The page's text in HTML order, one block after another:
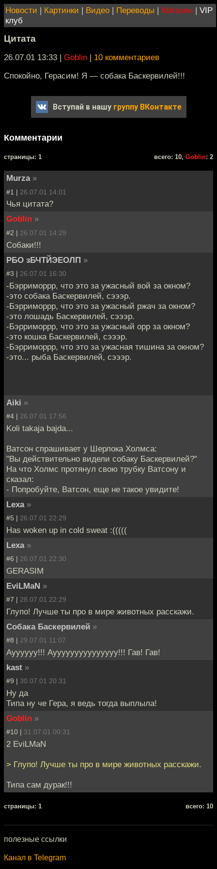
Новости | Картинки | Видео | Переводы | Магазин | VIP
клуб
Цитата
26.07.01 13:33 | Goblin | 10 комментариев
Спокойно, Герасим! Я — собака Баскервилей!!!
Вступай в нашу группу ВКонтакте
Комментарии
cтраницы: 1 всего: 10, Goblin: 2
Murza »
#1 | 26.07.01 14:01
Чья цитата?
Goblin »
#2 | 26.07.01 14:29
Собаки!!!
РБО зБЧТЙЭЕОЛП »
#3 | 26.07.01 16:30
-Бэрриморрр, что это за ужасный вой за окном?
-это собака Баскервилей, сэээр.
-Бэрриморрр, что это за ужасный ржач за окном?
-это лошадь Баскервилей, сэээр.
-Бэрриморрр, что это за ужасный орр за окном?
-это кошка Баскервилей, сэээр.
-Бэрриморрр, что это за ужасная тишина за окном?
-это... рыба Баскервилей, сэээр.
Aiki »
#4 | 26.07.01 17:56
Koli takaja bajda...
Ватсон спрашивает у Шерлока Холмса:
"Вы действительно видели собаку Баскервилей?"
На что Холмс протянул свою трубку Ватсону и
сказал:
- Попробуйте, Ватсон, еще не такое увидите!
Lexa »
#5 | 26.07.01 22:29
Has woken up in cold sweat :(((((
Lexa »
#6 | 26.07.01 22:30
GERASIM
EviLMaN »
#7 | 28.07.01 22:29
Глупо! Лучше ты про в мире животных расскажи.
Собака Баскервилей »
#8 | 29.07.01 11:07
Ауууууу!!! Аууууууууууууууу!!! Гав! Гав!
kast »
#9 | 30.07.01 20:31
Ну да
Типа ну че Гера, я ведь тогда выплыла!
Goblin »
#10 | 31.07.01 00:31
2 EviLMaN
> Глупо! Лучше ты про в мире животных расскажи.
Типа сам дурак!!!
cтраницы: 1 всего: 10
полезные ссылки
Канал в Telegram